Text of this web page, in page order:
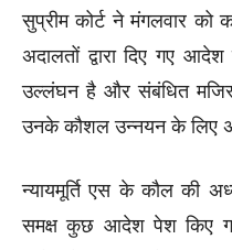
सुप्रीम कोर्ट ने मंगलवार को
अदालतों द्वारा दिए गए
उल्लंघन है और संबंधित
उनके कौशल उन्नयन के लिए
न्यायमूर्ति एस के कौल की
समक्ष कुछ आदेश पेश किए गए